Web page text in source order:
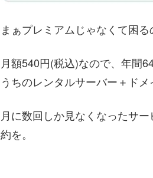
まぁプレミアムじゃなくて困
月額540円(税込)なので、年間
うちのレンタルサーバー＋ド
月に数回しか見なくなったサ
約を。